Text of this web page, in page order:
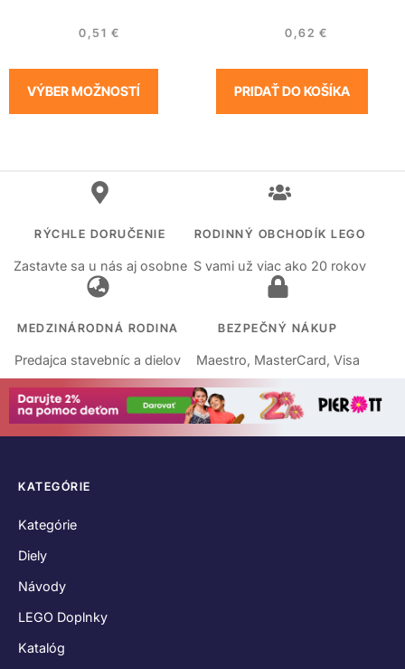
0,51 €
VÝBER MOŽNOSTÍ
0,62 €
PRIDAŤ DO KOŠÍKA
RÝCHLE DORUČENIE
Zastavte sa u nás aj osobne
RODINNÝ OBCHODÍK LEGO
S vami už viac ako 20 rokov
MEDZINÁRODNÁ RODINA
Predajca stavebníc a dielov
BEZPEČNÝ NÁKUP
Maestro, MasterCard, Visa
KATEGÓRIE
Kategórie
Diely
Návody
LEGO Doplnky
Katalóg